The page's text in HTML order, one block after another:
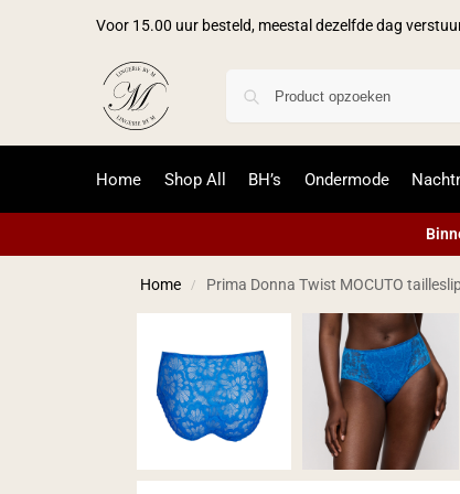
Voor 15.00 uur besteld, meestal dezelfde dag
Home Shop All BH’s Ondermode
Home / Prima Donna Twist MOCUTO